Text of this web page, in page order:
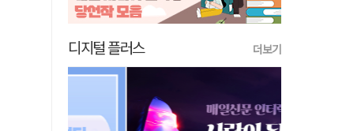
디지털 플러스 더보기